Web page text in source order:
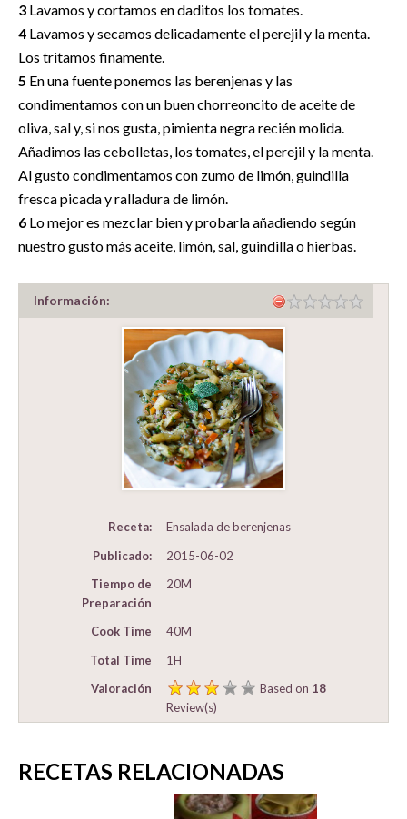
3 Lavamos y cortamos en daditos los tomates.
4 Lavamos y secamos delicadamente el perejil y la menta.
Los tritamos finamente.
5 En una fuente ponemos las berenjenas y las
condimentamos con un buen chorreoncito de aceite de
oliva, sal y, si nos gusta, pimienta negra recién molida.
Añadimos las cebolletas, los tomates, el perejil y la menta.
Al gusto condimentamos con zumo de limón, guindilla
fresca picada y ralladura de limón.
6 Lo mejor es mezclar bien y probarla añadiendo según
nuestro gusto más aceite, limón, sal, guindilla o hierbas.
Información:
Receta:
Ensalada de berenjenas
Publicado:
2015-06-02
Tiempo de
Preparación
20M
Cook Time
40M
Total Time
1H
Valoración
Based on 18
Review(s)
RECETAS RELACIONADAS